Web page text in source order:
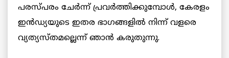
പരസ്പരം ചേർന്ന് പ്രവർത്തിക്കുമ്പോൾ, കേരളം
ഇൻഡ്യയുടെ ഇതര ഭാഗങ്ങളിൽ നിന്ന് വളരെ
വ്യത്യസ്തമല്ലെന്ന് ഞാൻ കരുതുന്നു.